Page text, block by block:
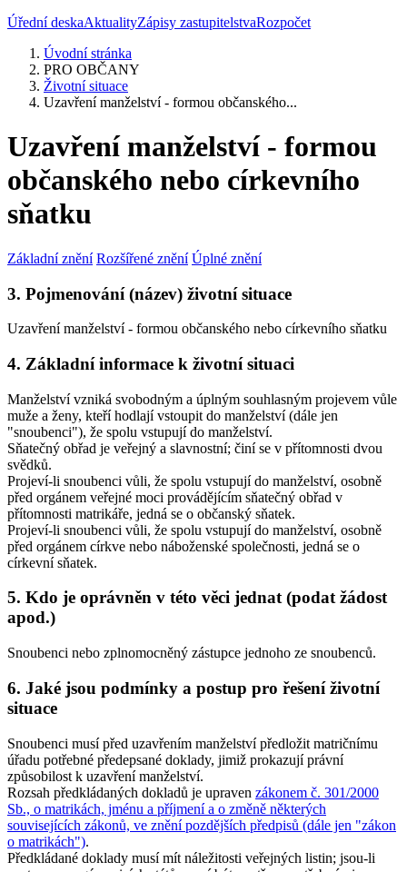
Úřední deskaAktualityZápisy zastupitelstvaRozpočet
Úvodní stránka
PRO OBČANY
Životní situace
Uzavření manželství - formou občanského...
Uzavření manželství - formou
občanského nebo církevního
sňatku
Základní znění Rozšířené znění Úplné znění
3. Pojmenování (název) životní situace
Uzavření manželství - formou občanského nebo církevního sňatku
4. Základní informace k životní situaci
Manželství vzniká svobodným a úplným souhlasným projevem vůle
muže a ženy, kteří hodlají vstoupit do manželství (dále jen
"snoubenci"), že spolu vstupují do manželství.
Sňatečný obřad je veřejný a slavnostní; činí se v přítomnosti dvou
svědků.
Projeví-li snoubenci vůli, že spolu vstupují do manželství, osobně
před orgánem veřejné moci provádějícím sňatečný obřad v
přítomnosti matrikáře, jedná se o občanský sňatek.
Projeví-li snoubenci vůli, že spolu vstupují do manželství, osobně
před orgánem církve nebo náboženské společnosti, jedná se o
církevní sňatek.
5. Kdo je oprávněn v této věci jednat (podat žádost
apod.)
Snoubenci nebo zplnomocněný zástupce jednoho ze snoubenců.
6. Jaké jsou podmínky a postup pro řešení životní
situace
Snoubenci musí před uzavřením manželství předložit matričnímu
úřadu potřebné předepsané doklady, jimiž prokazují právní
způsobilost k uzavření manželství.
Rozsah předkládaných dokladů je upraven zákonem č. 301/2000
Sb., o matrikách, jménu a příjmení a o změně některých
souvisejících zákonů, ve znění pozdějších předpisů (dále jen "zákon
o matrikách").
Předkládané doklady musí mít náležitosti veřejných listin; jsou-li